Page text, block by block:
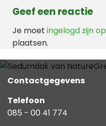
Geef een reactie
Je moet ingelogd zijn op
plaatsen.
Contactgegevens
Telefoon
085 - 00 41 774